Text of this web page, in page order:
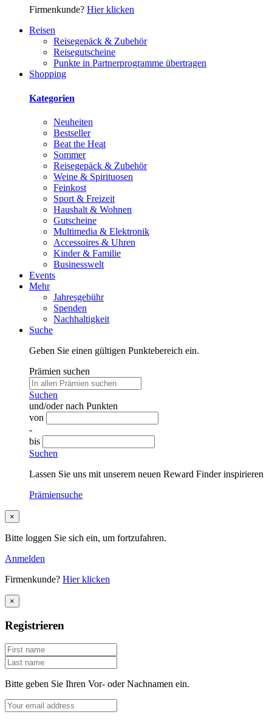
Firmenkunde? Hier klicken
Reisen
Reisegepäck & Zubehör
Reisegutscheine
Punkte in Partnerprogramme übertragen
Shopping
Kategorien
Neuheiten
Bestseller
Beat the Heat
Sommer
Reisegepäck & Zubehör
Weine & Spirituosen
Feinkost
Sport & Freizeit
Haushalt & Wohnen
Gutscheine
Multimedia & Elektronik
Accessoires & Uhren
Kinder & Familie
Businesswelt
Events
Mehr
Jahresgebühr
Spenden
Nachhaltigkeit
Suche
Geben Sie einen gültigen Punktebereich ein.
Prämien suchen
Suchen
und/oder nach Punkten
von
-
bis
Suchen
Lassen Sie uns mit unserem neuen Reward Finder inspirieren
Prämiensuche
×
Bitte loggen Sie sich ein, um fortzufahren.
Anmelden
Firmenkunde? Hier klicken
×
Registrieren
Bitte geben Sie Ihren Vor- oder Nachnamen ein.